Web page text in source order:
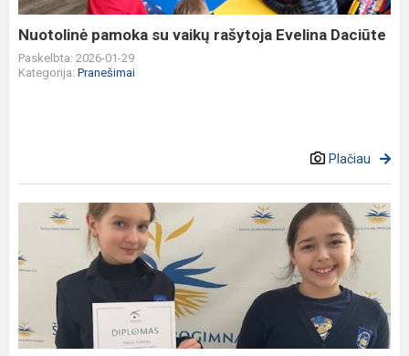
Daciūte
Nuotolinė pamoka su vaikų rašytoja Evelina Daciūte
Paskelbta: 2026-01-29
Kategorija: Pranešimai
Plačiau
Šalies
4
klasių
mokinių
dailaus
rašto